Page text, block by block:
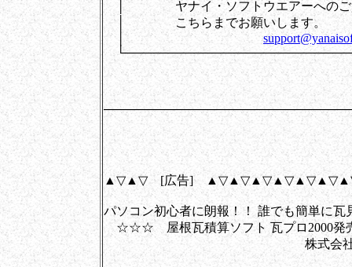
│ ヤナイ・ソフトウエアーへの
│ こちらまでお
│
▲▽▲▽ [広告]
パソコン初心者に朗報！！ 誰でも簡単に
☆☆☆ 屋根瓦積算ソフト 瓦プロ2000
株式会社 ヤナイ・